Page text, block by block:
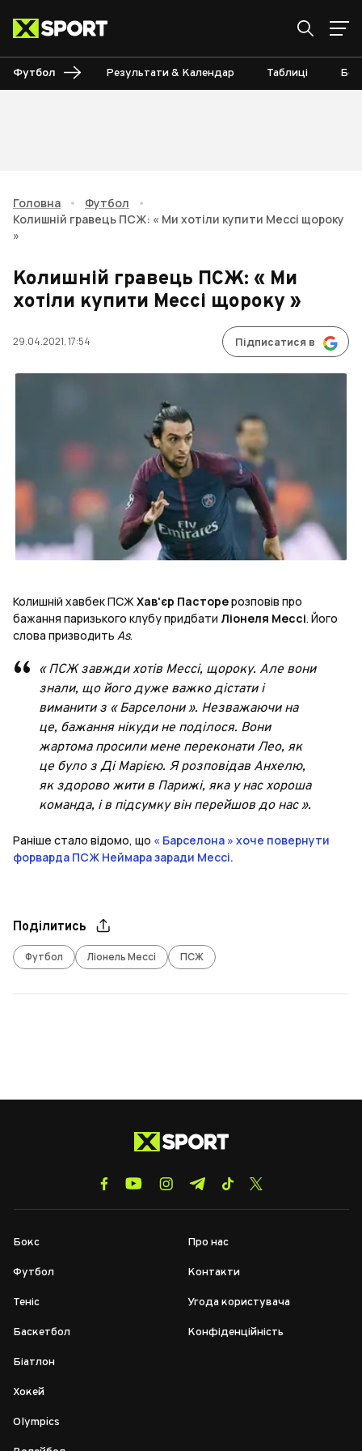
Футбол Результати & Календар Таблиці
Головна • Футбол
•
Колишній гравець ПСЖ: « Ми хотіли купити Мессі щороку
»
Колишній гравець ПСЖ: « Ми
хотіли купити Мессі щороку »
29.04.2021, 17:54 Підписатися в
Колишній хавбек ПСЖХав'єр Пасторерозповів про
бажання паризького клубу придбати Ліонеля Мессі. Його
слова призводить As.
« ПСЖ завжди хотів Мессі, щороку. Але вони
знали, що його дуже важко дістати і
виманити з « Барселони ». Незважаючи на
це, бажання нікуди не поділося. Вони
жартома просили мене переконати Лео, як
це було з Ді Марією. Я розповідав Анхелю,
як здорово жити в Парижі, яка у нас хороша
команда, і в підсумку він перейшов до нас ».
Раніше стало відомо, що « Барселона » хоче повернути
форварда ПСЖ Неймаразаради Мессі.
Поділитись
Футбол Ліонель Мессі ПСЖ
Бокс
Футбол
Теніс
Баскетбол
Біатлон
Хокей
Olympics
Про нас
Контакти
Угода користувача
Конфіденційність